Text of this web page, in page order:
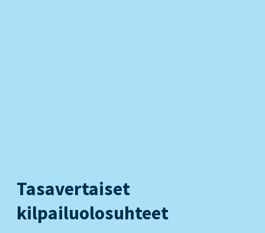
Tasavertaiset
kilpailuolosuhteet